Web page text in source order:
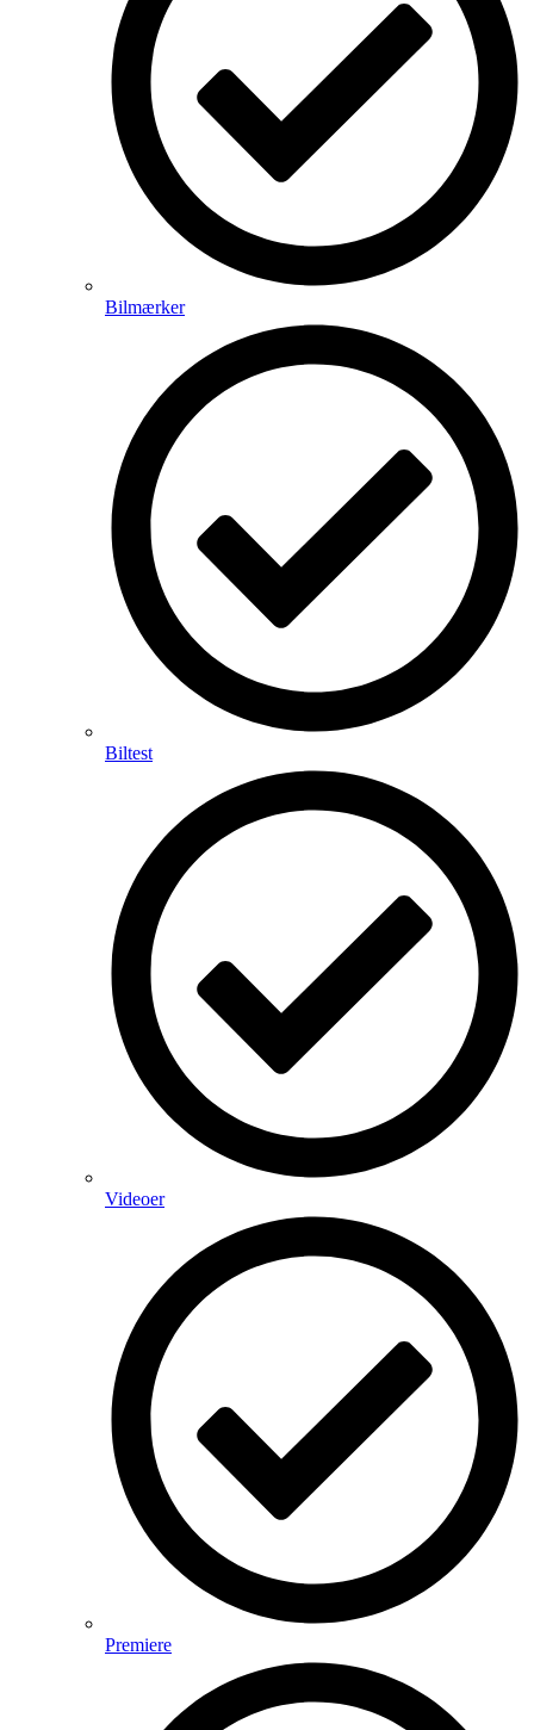
Bilmærker
Biltest
Videoer
Premiere